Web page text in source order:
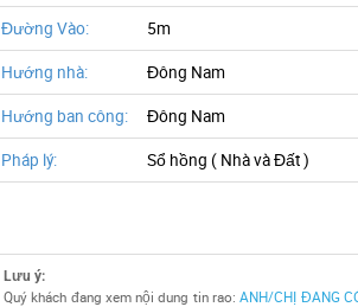
Đường Vào: 5m
Hướng nhà: Đông Nam
Hướng ban công: Đông Nam
Pháp lý: Sổ hồng ( Nhà và Đất )
Lưu ý:
Quý khách đang xem nội dung tin rao:ANH/CHỊ ĐANG